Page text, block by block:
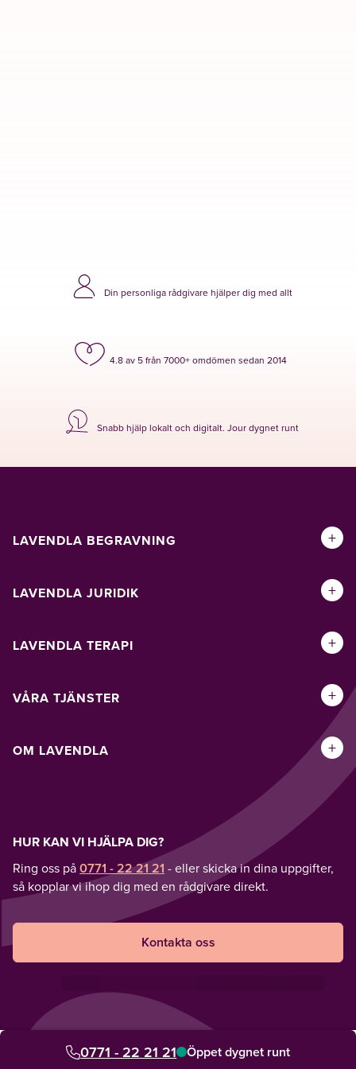
0771 - 22 21 21 Öppet dygnet runt
Din personliga rådgivare hjälper dig med allt
4.8 av 5 från 7000+ omdömen sedan 2014
Snabb hjälp lokalt och digitalt. Jour dygnet runt
LAVENDLA BEGRAVNING +
LAVENDLA JURIDIK +
LAVENDLA TERAPI +
VÅRA TJÄNSTER +
OM LAVENDLA +
HUR KAN VI HJÄLPA DIG?
Ring oss på0771 - 22 21 21 - eller skicka in dina uppgifter,
så kopplar vi ihop dig med en rådgivare direkt.
Kontakta oss